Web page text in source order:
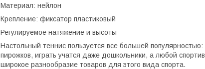
Материал: нейлон
Крепление: фиксатор пластиковый
Регулируемое натяжение и высоты
Настольный теннис пользуется все большей популярностью:
пирожков, играть учатся даже дошкольники, а любой
широкое разнообразие товаров для этого вида спорта.